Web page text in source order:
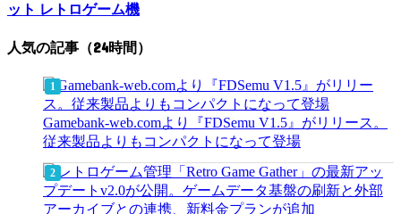
ット レトロゲーム機
人気の記事（24時間）
Gamebank-web.comより『FDSemu V1.5』がリリース。
従来製品よりもコンパクトになって登場